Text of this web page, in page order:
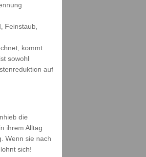
Feinstaub,
kommt
sowohl
auf
die
ihrem Alltag
Wenn sie nach
sich!